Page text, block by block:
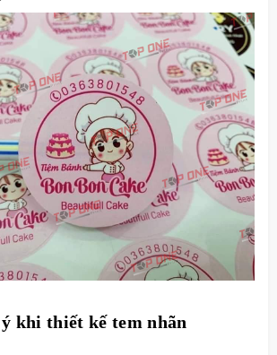
khi thiết kế tem nhãn